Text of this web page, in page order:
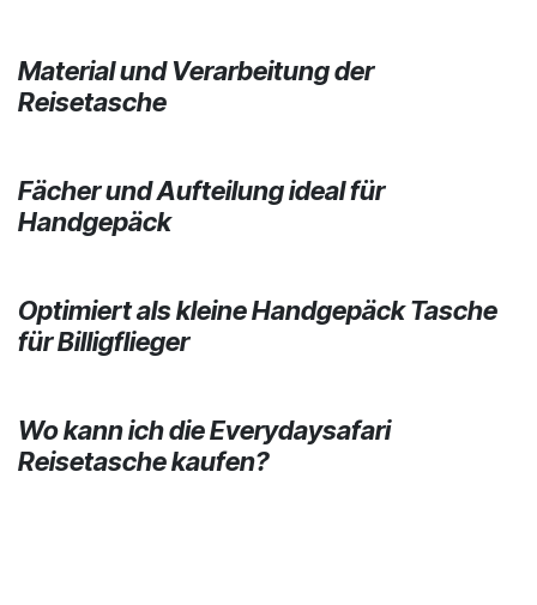
Material und Verarbeitung der
Reisetasche
Fächer und Aufteilung ideal für
Handgepäck
Optimiert als kleine Handgepäck Tasche
für Billigflieger
Wo kann ich die Everydaysafari
Reisetasche kaufen?